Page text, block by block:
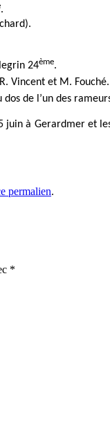
.
24ème.
Vincent et M. Fouché.
de l’un des
à Gerardmer et
permalien.
*